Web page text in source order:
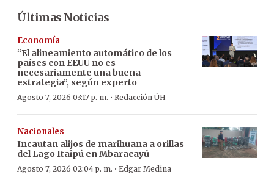
Últimas Noticias
Economía
“El alineamiento automático de los
países con EEUU no es
necesariamente una buena
estrategia”, según experto
Agosto 7, 2026 03:17 p. m. · Redacción ÚH
Nacionales
Incautan alijos de marihuana a orillas
del Lago Itaipú en Mbaracayú
Agosto 7, 2026 02:04 p. m. · Edgar Medina